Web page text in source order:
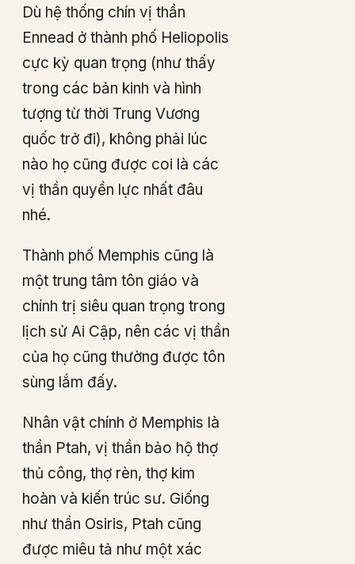
Dù hệ thống chín vị thần
Ennead ở thành phố Heliopolis
cực kỳ quan trọng (như thấy
trong các bản kinh và hình
tượng từ thời Trung Vương
quốc trở đi), không phải lúc
nào họ cũng được coi là các
vị thần quyền lực nhất đâu
nhé.
Thành phố Memphis cũng là
một trung tâm tôn giáo và
chính trị siêu quan trọng trong
lịch sử Ai Cập, nên các vị thần
của họ cũng thường được tôn
sùng lắm đấy.
Nhân vật chính ở Memphis là
thần Ptah, vị thần bảo hộ thợ
thủ công, thợ rèn, thợ kim
hoàn và kiến trúc sư. Giống
như thần Osiris, Ptah cũng
được miêu tả như một xác